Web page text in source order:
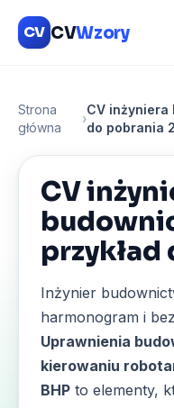
CV CVWzory
Strona
główna
›
CV inżyniera
do pobrania
CV
Inżynier
harmonogram i
Uprawnienia
kierowaniu
BHP to elementy,